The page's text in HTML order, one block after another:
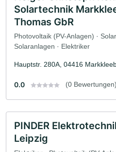
Solartechnik
Thomas GbR
Photovoltaik (PV-Anlagen) ·
Solaranlagen · Elektriker
Hauptstr. 280A, 04416
0.0 (0 Bewertungen)
PINDER
Leipzig